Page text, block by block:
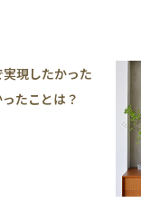
現したかった
たことは？